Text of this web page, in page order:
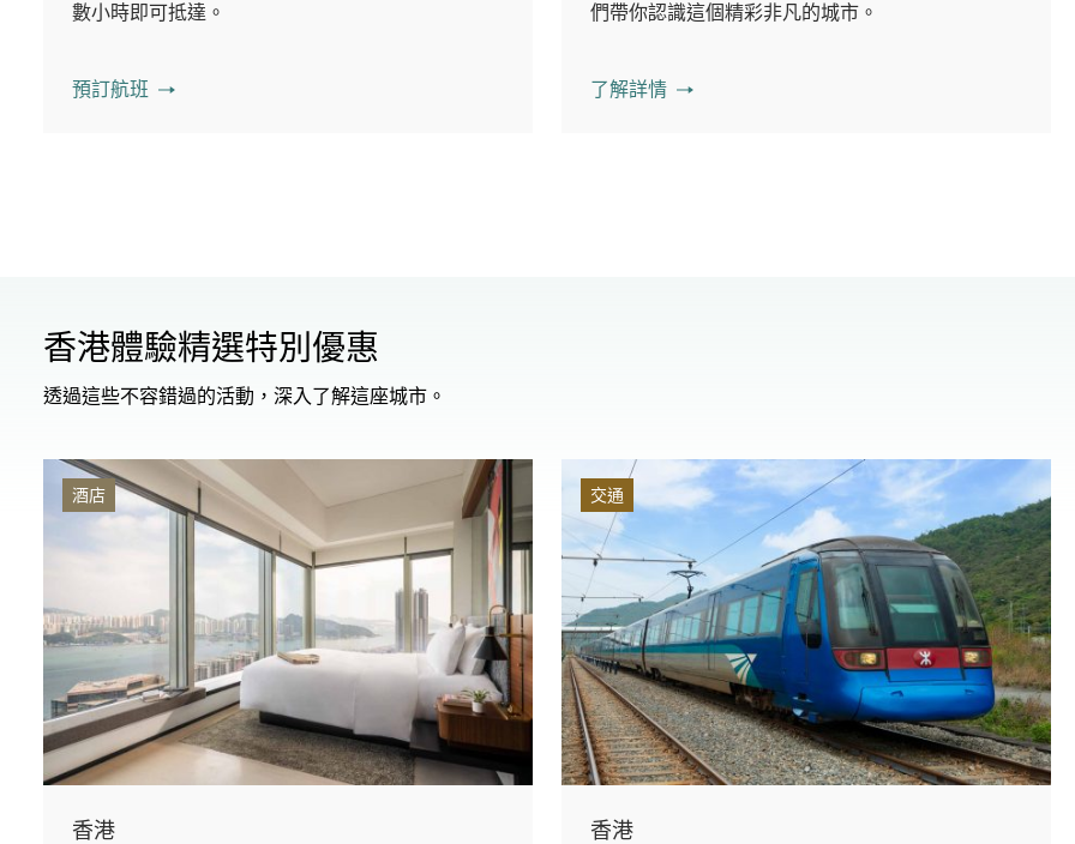
數小時即可抵達。
預訂航班
們帶你認識這個精彩非凡的城市。
了解詳情
香港體驗精選特別優惠
透過這些不容錯過的活動，深入了解這座城市。
酒店
香港
交通
香港